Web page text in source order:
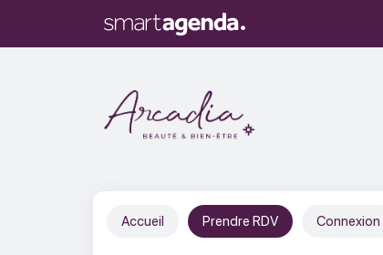
Accueil Prendre RDV Connexion